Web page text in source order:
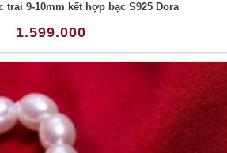
trai 9-10mm kết hợp bạc S925 Dora
1.599.000